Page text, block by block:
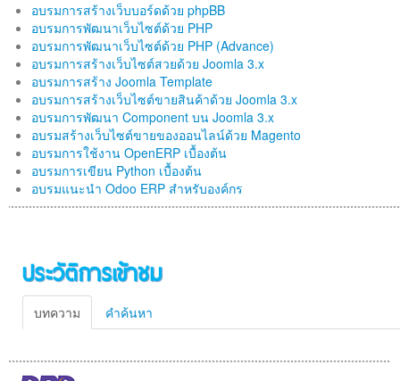
อบรมการสร้างเว็บบอร์ดด้วย phpBB
อบรมการพัฒนาเว็บไซต์ด้วย PHP
อบรมการพัฒนาเว็บไซต์ด้วย PHP (Advance)
อบรมการสร้างเว็บไซต์สวยด้วย Joomla 3.x
อบรมการสร้าง Joomla Template
อบรมการสร้างเว็บไซต์ขายสินค้าด้วย Joomla 3.x
อบรมการพัฒนา Component บน Joomla 3.x
อบรมสร้างเว็บไซต์ขายของออนไลน์ด้วย Magento
อบรมการใช้งาน OpenERP เบื้องต้น
อบรมการเขียน Python เบื้องต้น
อบรมแนะนำ Odoo ERP สำหรับองค์กร
ประวัติการเข้าชม
บทความ คำค้นหา